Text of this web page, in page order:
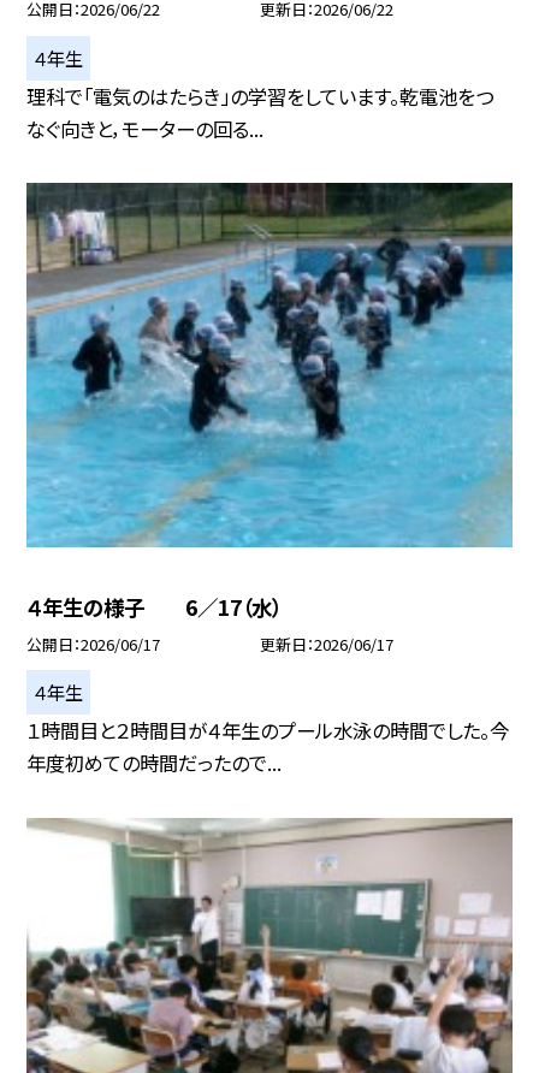
公開日 2026/06/22 更新日 2026/06/22
４年生
理科で「電気のはたらき」の学習をしています。乾電池をつ
なぐ向きと，モーターの回る...
４年生の様子 6／17（水）
公開日 2026/06/17 更新日 2026/06/17
４年生
１時間目と２時間目が４年生のプール水泳の時間でした。今
年度初めての時間だったので...